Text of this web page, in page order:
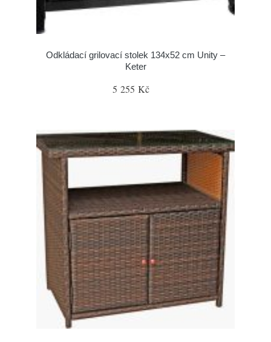
Odkládací grilovací stolek 134x52 cm Unity –
Keter
5 255 Kč